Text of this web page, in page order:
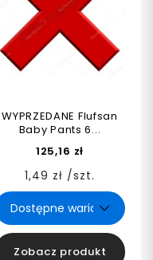
WYPRZEDANE Flufsan
Baby Pants 6...
125,16 zł
1,49 zł /szt.
Zobacz produkt